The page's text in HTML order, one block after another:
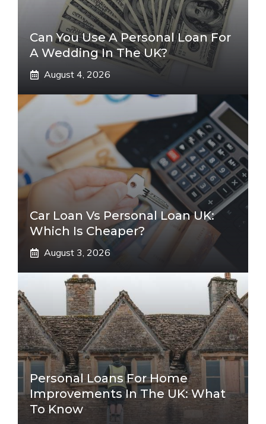
Can You Use A Personal Loan For
A Wedding In The UK?
August 4, 2026
Car Loan Vs Personal Loan UK:
Which Is Cheaper?
August 3, 2026
Personal Loans For Home
Improvements In The UK: What
To Know